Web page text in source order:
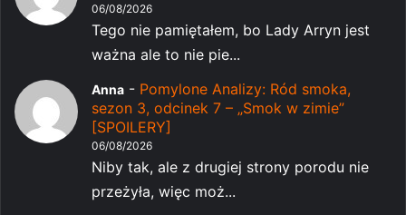
06/08/2026
Tego nie pamiętałem, bo Lady Arryn jest
ważna ale to nie pie...
Anna - Pomylone Analizy: Ród smoka,
sezon 3, odcinek 7 – „Smok w zimie”
[SPOILERY]
06/08/2026
Niby tak, ale z drugiej strony porodu nie
przeżyła, więc moż...